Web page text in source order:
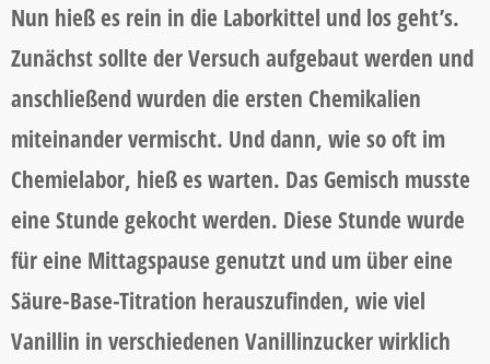
Nun hieß es rein in die Laborkittel und los geht’s.
Zunächst sollte der Versuch aufgebaut werden und
anschließend wurden die ersten Chemikalien
miteinander vermischt. Und dann, wie so oft im
Chemielabor, hieß es warten. Das Gemisch musste
eine Stunde gekocht werden. Diese Stunde wurde
für eine Mittagspause genutzt und um über eine
Säure-Base-Titration herauszufinden, wie viel
Vanillin in verschiedenen Vanillinzucker wirklich